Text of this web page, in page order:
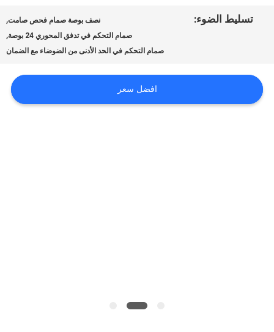
مراقبة
اتصل
تسليط الضوء: نصف بوصة صمام فحص صامت,
صمام التحكم في تدفق المحوري 24 بوصة ,
صمام التحكم في الحد الأدنى من الضوضاء مع الضمان
افضل سعر